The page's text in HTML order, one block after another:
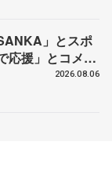
」とスポ
援」とコメン
2026.08.06